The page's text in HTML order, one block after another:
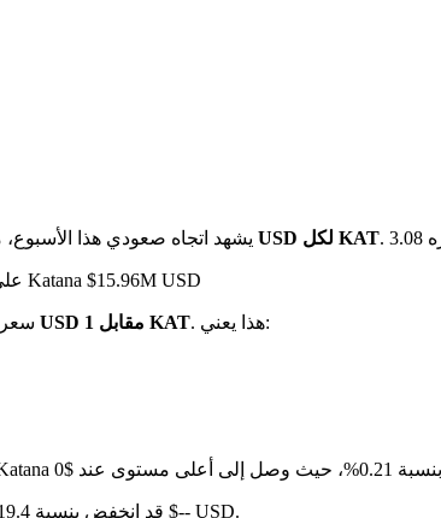
مشتقات الأسهم
يشهد اتجاه صعودي هذا بـ $0.00459 USD لكل KAT
على مدار الـ 24 ساعة الماضية، بلغ حجم تداول Katana $15.96M USD
هو $0.00459 USD مقابل 1 KAT
. هذا يعني:
مقارنة بالشهر الماضي، Katana قد انخفض بنسبة 19.4%.تحت من $-- USD.